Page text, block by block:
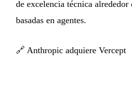
de excelencia técnica alrededor
basadas en agentes.
🔗 Anthropic adquiere Vercept